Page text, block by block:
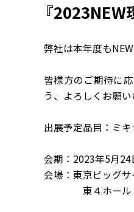
『
弊社は本年度も
皆様方のご期待に
う、よろしくお願い
出展予定品目：ミ
会期：2023年5月
会場：東京ビッグサ
東４ホール